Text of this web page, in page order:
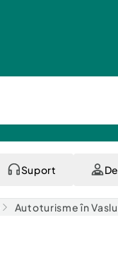
Suport
Autoturisme în